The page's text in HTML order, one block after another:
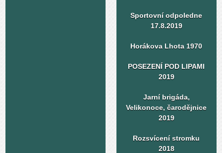
Sportovní odpoledne
17.8.2019
Horákova Lhota 1970
POSEZENÍ POD LIPAMI
2019
Jarní brigáda,
Velikonoce, čarodějnice
2019
Rozsvícení stromku
2018